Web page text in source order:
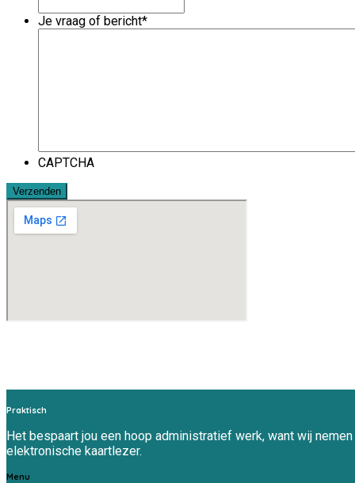
Je vraag of bericht*
CAPTCHA
Praktisch
Het bespaart jou een hoop administratief werk, want wij
elektronische kaartlezer.
Menu